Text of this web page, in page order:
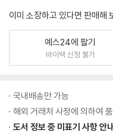
이미 소장하고 있다면 판매해
예스24에 팔기
바이백 신청 불가
국내배송만 가능
해외 거래처 사정에 의하여
도서 정보 중 미표기 사항 안